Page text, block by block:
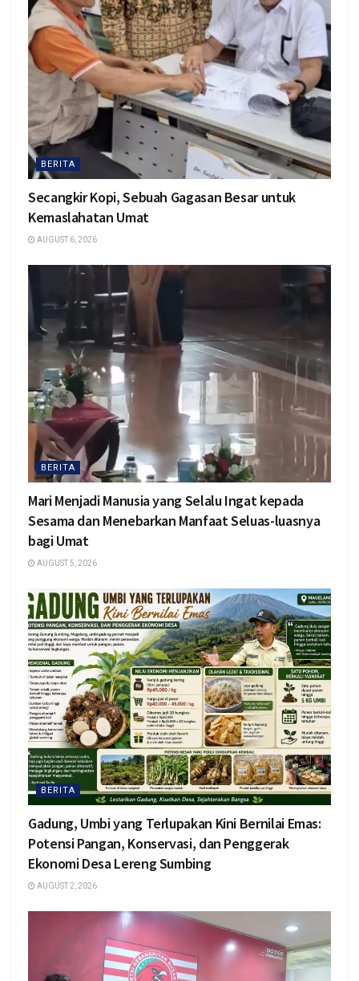
BERITA
Secangkir Kopi, Sebuah Gagasan Besar untuk
Kemaslahatan Umat
AUGUST 6, 2026
BERITA
Mari Menjadi Manusia yang Selalu Ingat kepada
Sesama dan Menebarkan Manfaat Seluas-luasnya
bagi Umat
AUGUST 5, 2026
BERITA
Gadung, Umbi yang Terlupakan Kini Bernilai Emas:
Potensi Pangan, Konservasi, dan Penggerak
Ekonomi Desa Lereng Sumbing
AUGUST 2, 2026